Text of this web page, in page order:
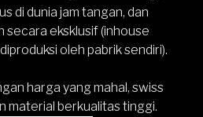
di dunia jam tangan, dan
secara eksklusif (inhouse
oleh pabrik sendiri).
harga yang mahal, swiss
material berkualitas tinggi.